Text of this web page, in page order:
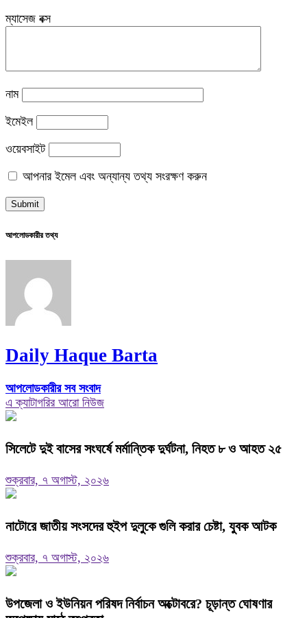
ম্যাসেজ বক্স
নাম
ইমেইল
ওয়েবসাইট
আপনার ইমেল এবং অন্যান্য তথ্য সংরক্ষণ করুন
আপলোডকারীর তথ্য
Daily Haque Barta
আপলোডকারীর সব সংবাদ
এ ক্যাটাগরির আরো নিউজ
সিলেটে দুই বাসের সংঘর্ষে মর্মান্তিক দুর্ঘটনা, নিহত ৮ ও আহত ২৫
শুক্রবার, ৭ অগাস্ট, ২০২৬
নাটোরে জাতীয় সংসদের হুইপ দুলুকে গুলি করার চেষ্টা, যুবক আটক
শুক্রবার, ৭ অগাস্ট, ২০২৬
উপজেলা ও ইউনিয়ন পরিষদ নির্বাচন অক্টোবরে? চূড়ান্ত ঘোষণার